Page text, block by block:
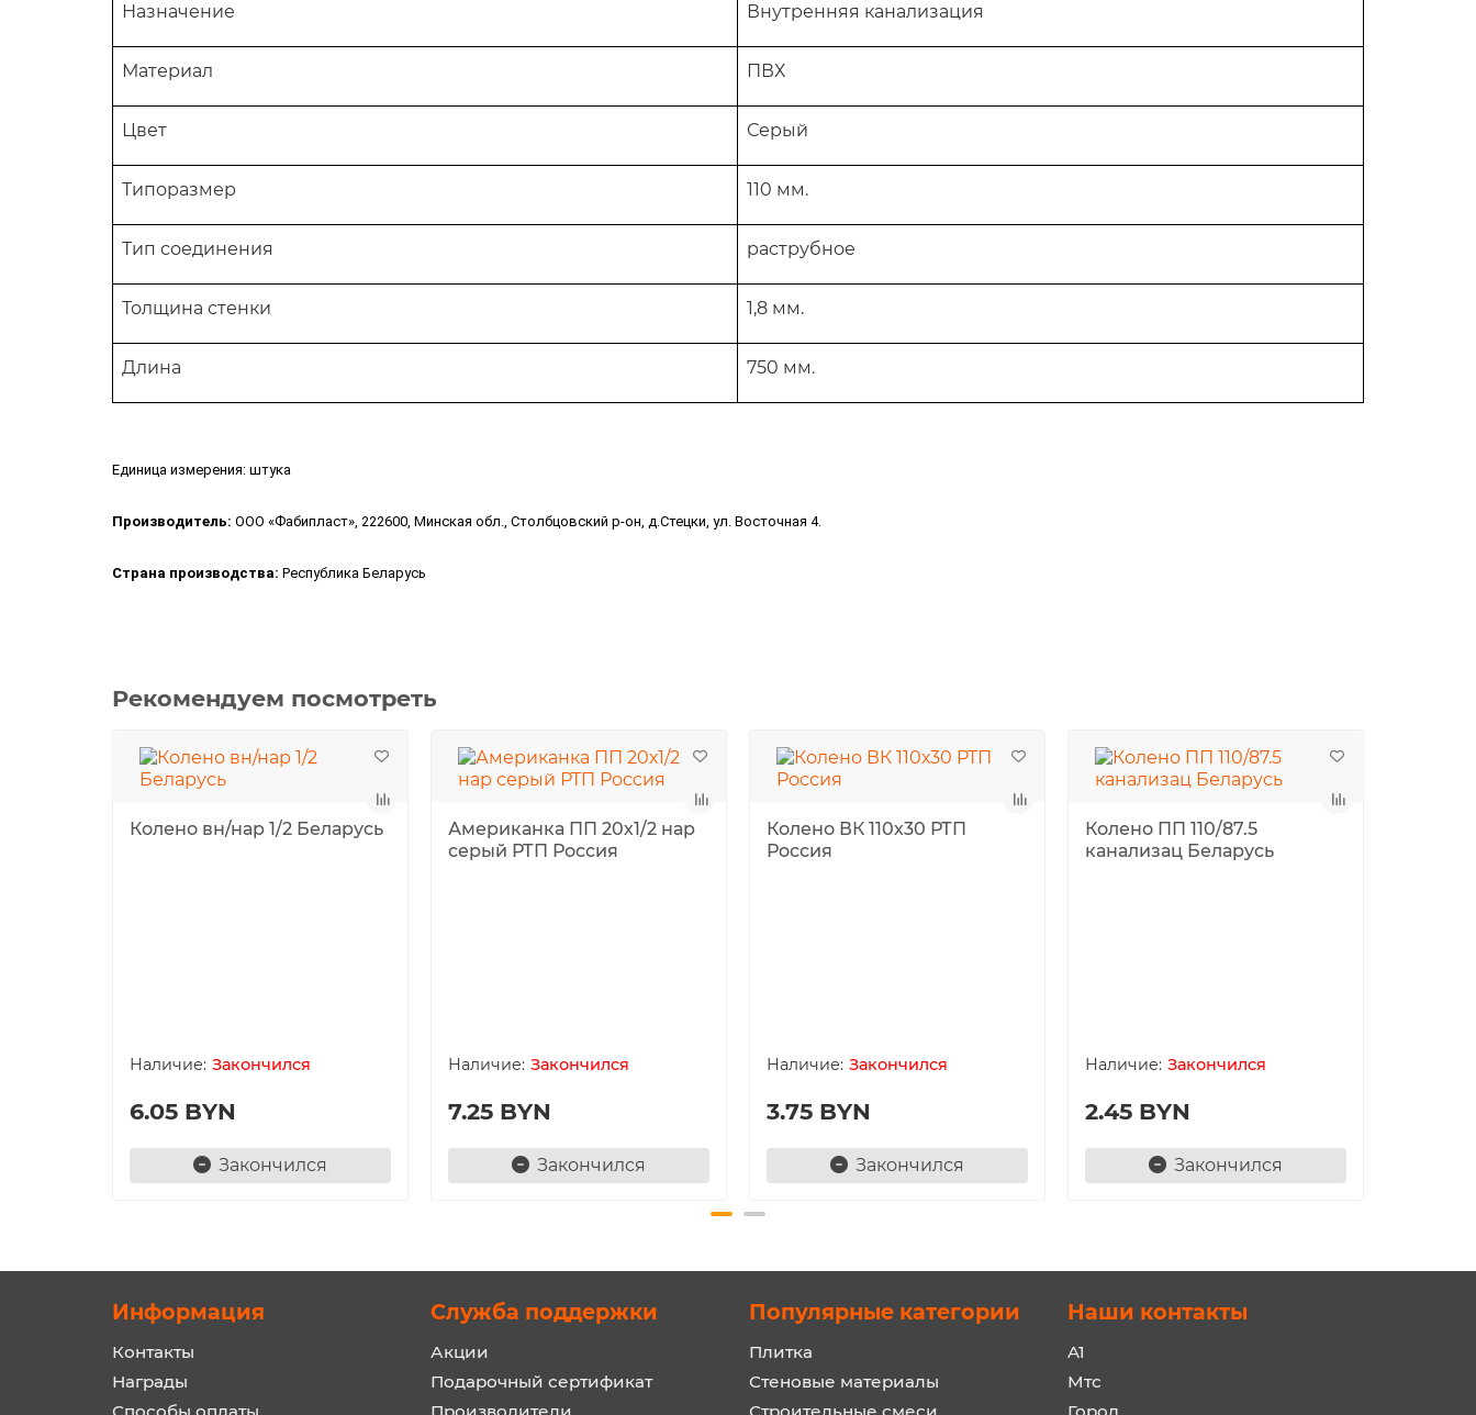
Назначение Внутренняя канализация
Материал ПВХ
Цвет Серый
Типоразмер 110 мм.
Тип соединения раструбное
Толщина стенки 1,8 мм.
Длина 750 мм.
Единица измерения: штука
Производитель: ООО «Фабипласт», 222600, Минская обл., Столбцовский р-он, д.Стецки, ул. Восточная 4.
Страна производства: Республика Беларусь
Рекомендуем посмотреть
Колено вн/нар 1/2 Беларусь
Закончился
6.05 BYN
Закончился
Американка ПП 20х1/2 нар
серый РТП Россия
Закончился
7.25 BYN
Закончился
Колено ВК 110х30 РТП
Россия
Закончился
3.75 BYN
Закончился
Колено ПП 110/87.5
канализац Беларусь
Закончился
2.45 BYN
Закончился
Информация
Контакты
Награды
Служба поддержки
Акции
Подарочный сертификат
Популярные категории
Плитка
Стеновые материалы
Наши контакты
A1
Мтс